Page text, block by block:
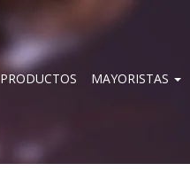
PRODUCTOS MAYORISTAS